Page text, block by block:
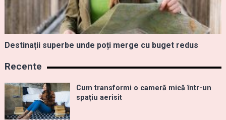
Destinații superbe unde poți merge cu buget redus
Recente
Cum transformi o cameră mică într-un
spațiu aerisit